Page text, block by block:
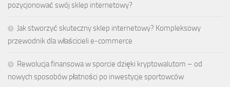
pozycjonować swój sklep internetowy?
Jak stworzyć skuteczny sklep internetowy? Kompleksowy
przewodnik dla właścicieli e-commerce
Rewolucja finansowa w sporcie dzięki kryptowalutom – od
nowych sposobów płatności po inwestycje sportowców